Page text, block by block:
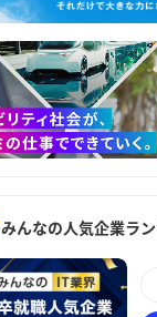
みんなの人気企業ラ